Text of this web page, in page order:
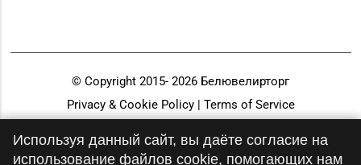
© Copyright 2015- 2026 Белювелирторг
Privacy & Cookie Policy | Terms of Service
Используя данный сайт, вы даёте согласие на
использование файлов cookie, помогающих нам